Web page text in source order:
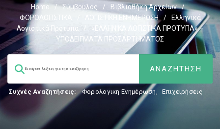
Home / Σύμβουλος / Βιβλιοθήκη Αρχείων
/
ΦΟΡΟΛΟΓΙΣΤΙΚΑ
ΛΟΓΙΣΤΙΚΗ ΕΝΗΜΕΡΩΣΗ /
Ελληνικά
Λογιστικά Πρότυπα
/
«ΕΛΛΗΝΙΚΑ ΛΟΓΙΣΤΙΚΑ ΠΡΟΤΥΠΑ» –
ΥΠΟΔΕΙΓΜΑΤΑ ΠΡΟΣΑΡΤΗΜΑΤΟΣ
Συχνές Αναζητήσεις: Φορολογικη Ενημέρωση, Επιχειρήσεις